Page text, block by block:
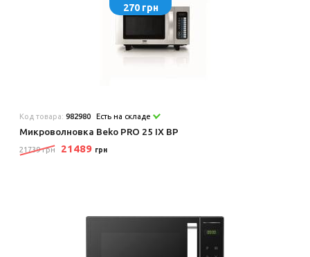
270 грн
Код товара:982980 Есть на складе
Микроволновка Beko PRO 25 IX BP
21739 грн 21489 грн